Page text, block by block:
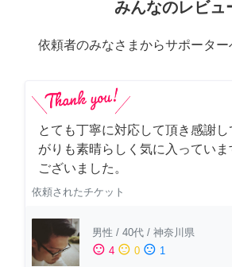
みんなのレビュ
依頼者のみなさまからサポータ
とても丁寧に対応して頂き感謝
がりも素晴らしく気に入っていま
ございました。
依頼されたチケット
男性 / 40代 / 神奈川県
sentiment_satisfied 4 sentiment_neutral 0 sentiment_dissatisfied 1